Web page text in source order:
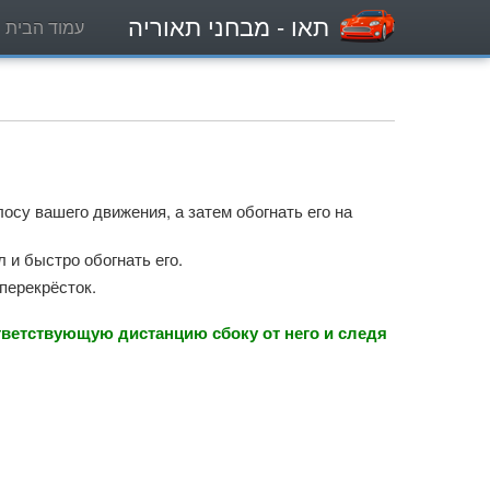
תאו - מבחני תאוריה עמוד הבית
вашего движения, а затем обогнать его на
и быстро обогнать его.
дистанцию сбоку от него и следя